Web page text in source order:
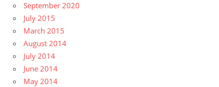
September 2020
July 2015
March 2015
August 2014
July 2014
June 2014
May 2014